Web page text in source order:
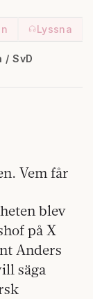
Lyssna
/ SvD
Vem får
blev
på X
Anders
säga